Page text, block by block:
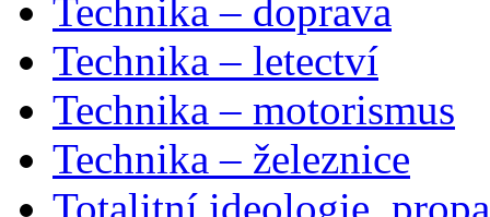
Technika – doprava
Technika – letectví
Technika – motorismus
Technika – železnice
Totalitní ideologie,